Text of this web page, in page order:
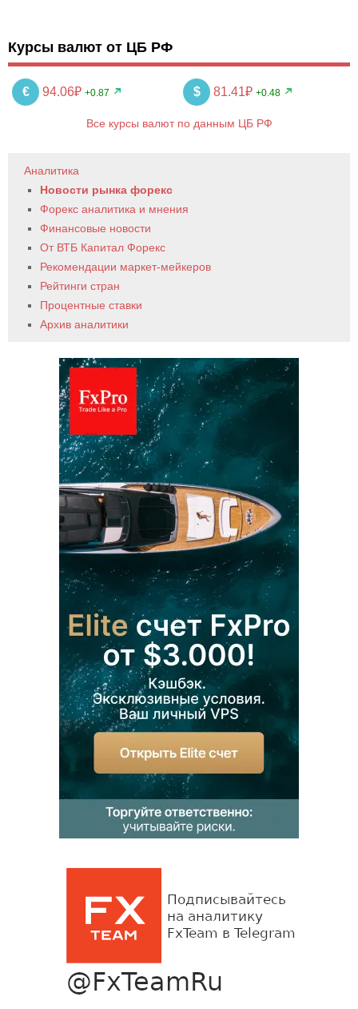
Курсы валют от ЦБ РФ
€ 94.06₽ +0.87 $ 81.41₽ +0.48
Все курсы валют по данным ЦБ РФ
Аналитика
Новости рынка форекс
Форекс аналитика и мнения
Финансовые новости
От ВТБ Капитал Форекс
Рекомендации маркет-мейкеров
Рейтинги стран
Процентные ставки
Архив аналитики